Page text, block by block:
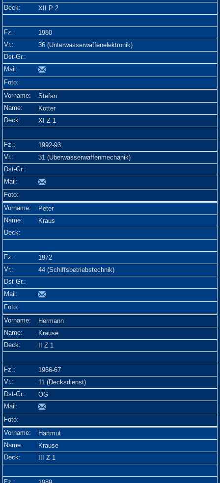
XII P 2
1980
36 (Unterwasserwaffenelektronik)
Stefan
Kotter
XI Z 1
1992-93
31 (Überwasserwaffenmechanik)
Peter
Kraus
1972
44 (Schiffsbetriebstechnik)
Hermann
Krause
II Z 1
1966-67
11 (Decksdienst)
OG
Hartmut
Krause
III Z 1